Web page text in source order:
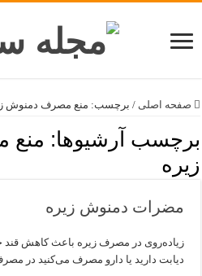
صفحه اصلی / برچسب: منع مصرف دمنوش
برچسب آرشیوها:
زیره
مضرات دمنوش زیره
زیاده‌روی در مصرف زیره باعث کاهش قند
دیابت دارید یا دارو مصرف می‌کنید در